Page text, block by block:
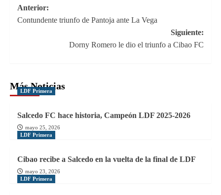
Navegación
de
entradas
Anterior:
Contundente triunfo de Pantoja ante La Vega
Siguiente:
Dorny Romero le dio el triunfo a Cibao FC
Más Noticias
LDF Primera
Salcedo FC hace historia, Campeón LDF 2025-2026
mayo 25, 2026
LDF Primera
Cibao recibe a Salcedo en la vuelta de la final de LDF
mayo 23, 2026
LDF Primera